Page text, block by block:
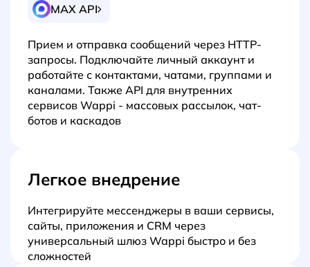
MAX API
Прием и отправка сообщений через HTTP-
запросы. Подключайте личный аккаунт и
работайте с контактами, чатами, группами и
каналами. Также API для внутренних
сервисов Wappi - массовых рассылок, чат-
ботов и каскадов
Легкое внедрение
Интегрируйте мессенджеры в ваши сервисы,
сайты, приложения и CRM через
универсальный шлюз Wappi быстро и без
сложностей